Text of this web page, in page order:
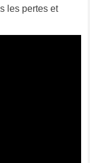
les pertes et